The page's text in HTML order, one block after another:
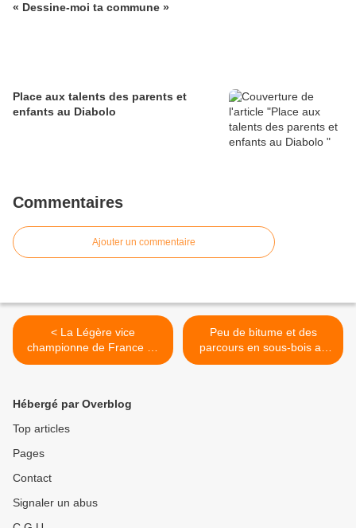
« Dessine-moi ta commune »
Place aux talents des parents et
enfants au Diabolo
Commentaires
Ajouter un commentaire
< La Légère vice
championne de France de
Team Gym
Peu de bitume et des
parcours en sous-bois au
programme des Foulées
Hébergé par Overblog
Top articles
Pages
Contact
Signaler un abus